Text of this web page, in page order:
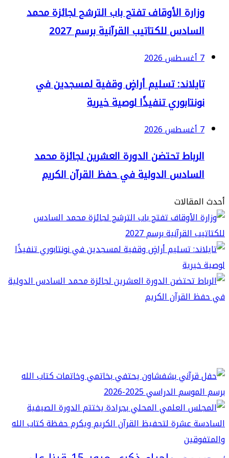
الأوقاف تفتح باب الترشح لجائزة محمد
للكتاتيب القرآنية برسم 2027
تسليم أراضٍ وقفية لمسجدين في
تنفيذًا لوصية خيرية
تحتضن الدورة العشرين لجائزة محمد
الدولية في حفظ القرآن الكريم